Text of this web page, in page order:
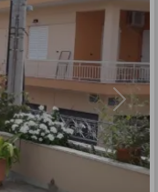
Next